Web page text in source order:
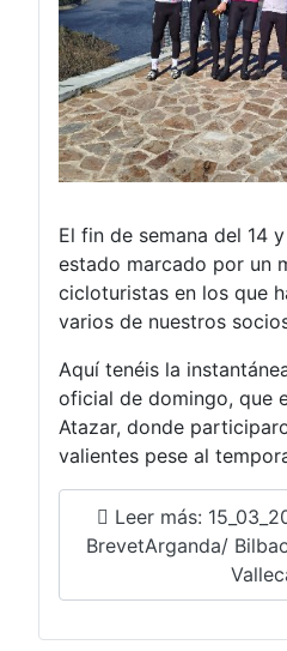
El fin de semana del 14
estado marcado por un
cicloturistas en los que
varios de nuestros
Aquí tenéis la
oficial de domingo, que
Atazar, donde
valientes pese al
Leer más:
BrevetArganda/